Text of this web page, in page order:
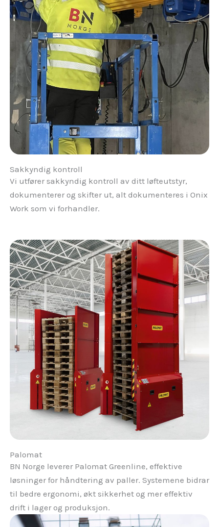
Sakkyndig kontroll
Vi utfører sakkyndig kontroll av ditt løfteutstyr,
dokumenterer og skifter ut, alt dokumenteres i Onix
Work som vi forhandler.
Palomat
BN Norge leverer Palomat Greenline, effektive
løsninger for håndtering av paller. Systemene bidrar
til bedre ergonomi, økt sikkerhet og mer effektiv
drift i lager og produksjon.